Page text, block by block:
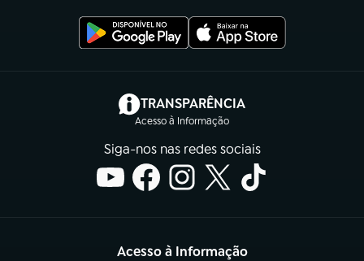
TRANSPARÊNCIA
Acesso à Informação
(abre em nova aba)
Siga-nos nas redes sociais
Acesso à Informação